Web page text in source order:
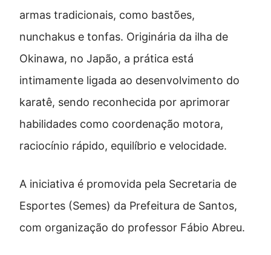
armas tradicionais, como bastões,
nunchakus e tonfas. Originária da ilha de
Okinawa, no Japão, a prática está
intimamente ligada ao desenvolvimento do
karatê, sendo reconhecida por aprimorar
habilidades como coordenação motora,
raciocínio rápido, equilíbrio e velocidade.
A iniciativa é promovida pela Secretaria de
Esportes (Semes) da Prefeitura de Santos,
com organização do professor Fábio Abreu.